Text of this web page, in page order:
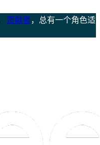
贡献者，总有一个角色适